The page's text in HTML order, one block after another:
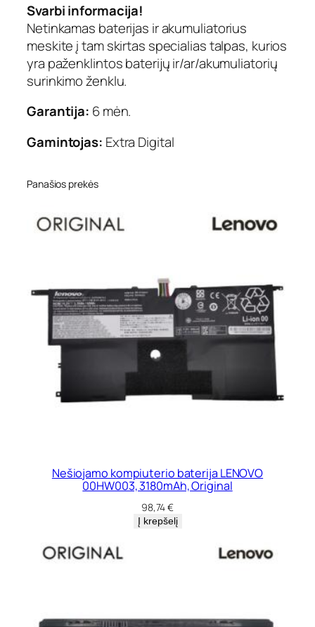
Svarbi informacija!
Netinkamas baterijas ir akumuliatorius
meskite į tam skirtas specialias talpas, kurios
yra paženklintos baterijų ir/ar/akumuliatorių
surinkimo ženklu.
Garantija: 6 mėn.
Gamintojas: Extra Digital
Panašios prekės
Nešiojamo kompiuterio baterija LENOVO
00HW003, 3180mAh, Original
98,74€
Į krepšelį